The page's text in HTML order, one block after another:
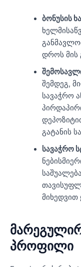
ბონუსის
დროს მის
შემდეგ,
სავაჭრო
გატანის
სავაჭრო
მიხედვით
პროფილი